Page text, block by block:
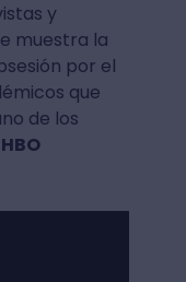
y
muestra la
por el
que
de los